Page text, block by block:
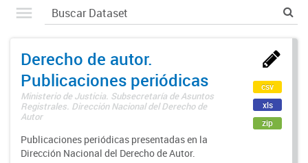
Derecho de autor.
Publicaciones periódicas
Ministerio de Justicia. Subsecretaría de Asuntos
Registrales. Dirección Nacional del Derecho de
Autor
Publicaciones periódicas presentadas en la
Dirección Nacional del Derecho de Autor.
csv
xls
zip